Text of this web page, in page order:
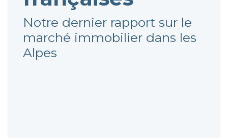
Notre dernier rapport sur le
marché immobilier dans les
Alpes